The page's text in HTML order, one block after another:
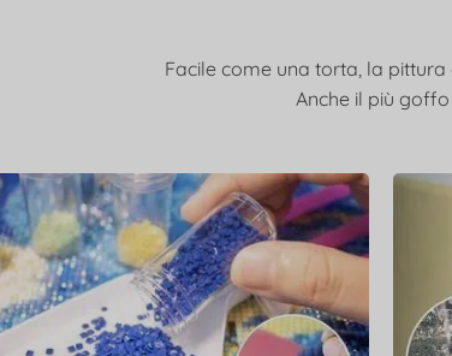
Facile come una torta, la
Anche il più